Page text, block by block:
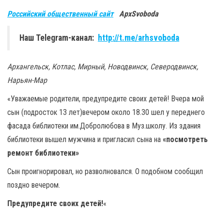
Российский общественный сайтApxSvoboda
Наш Telegram-канал: http://t.me/arhsvoboda
Архангельск, Котлас, Мирный, Новодвинск, Северодвинск,
Нарьян-Мар
«Уважаемые родители, предупредите своих детей! Вчера мой
сын (подросток 13 лет)вечером около 18.30 шел у переднего
фасада библиотеки им.Добролюбова в Муз.школу. Из здания
библиотеки вышел мужчина и пригласил сына на «посмотреть
ремонт библиотеки»
Сын проигнорировал, но разволновался. О подобном сообщил
поздно вечером.
Предупредите своих детей!«